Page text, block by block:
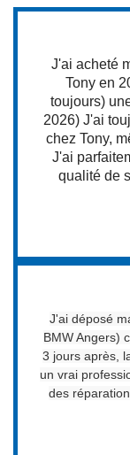
J'ai acheté
Tony en
toujours)
2026) J'ai
chez Tony,
J'ai
qualité de
J'ai déposé
BMW Angers)
3 jours après,
un vrai
des